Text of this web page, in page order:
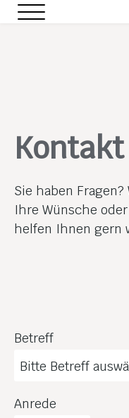
Kontakt
Sie haben
Ihre Wünsche
helfen Ihnen gern
Betreff
Anrede